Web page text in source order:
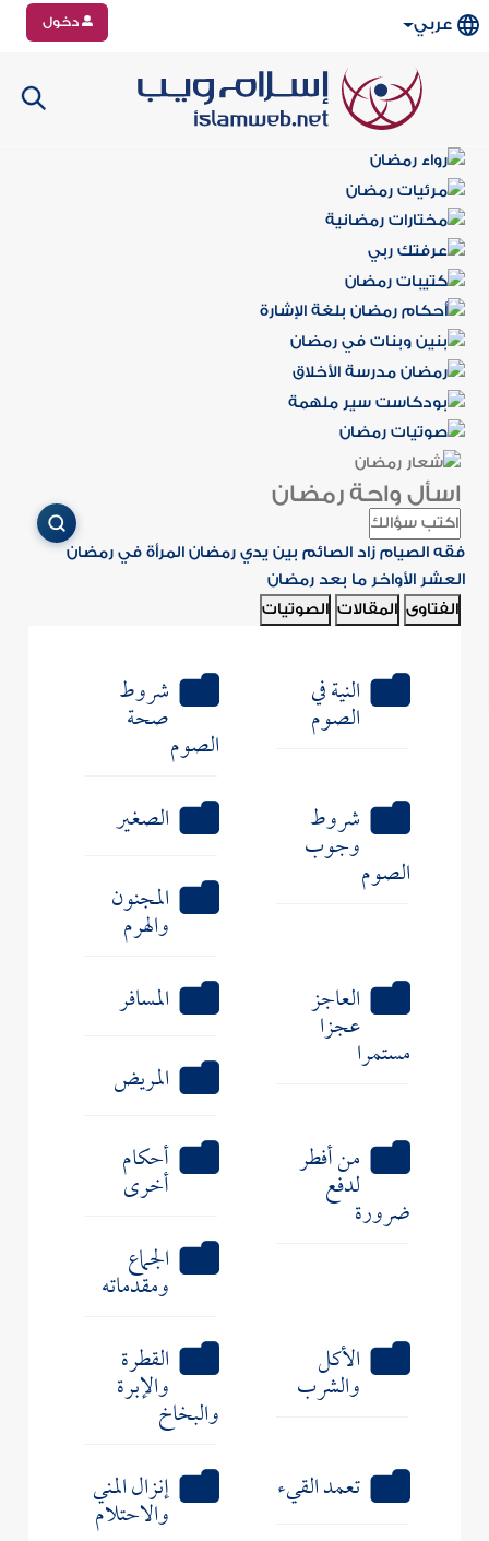
عربي دخول
اسأل واحة رمضان
فقه الصيام زاد الصائم بين يدي رمضان المرأة في رمضان
العشر الأواخر ما بعد رمضان
الفتاوى المقالات الصوتيات
النية في
الصوم
شروط
صحة
الصوم
شروط
وجوب
الصوم
الصغير
المجنون
والهرم
العاجز
عجزا
مستمرا
المسافر
المريض
من أفطر
لدفع
ضرورة
أحكام
أخرى
الجماع
ومقدماته
الأكل
والشرب
القطرة
والإبرة
والبخاخ
تعمد القيء
إنزال المني
والاحتلام